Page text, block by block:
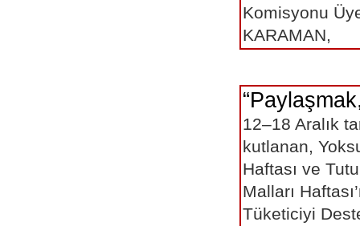
Komisyonu
KARAMAN,
12–18 Aralık
kutlanan,
Haftası ve
Malları
Tüketiciyi